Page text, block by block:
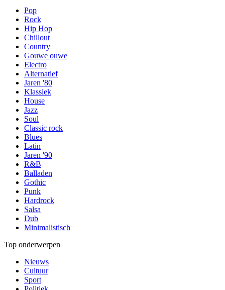
Pop
Rock
Hip Hop
Chillout
Country
Gouwe ouwe
Electro
Alternatief
Jaren '80
Klassiek
House
Jazz
Soul
Classic rock
Blues
Latin
Jaren '90
R&B
Balladen
Gothic
Punk
Hardrock
Salsa
Dub
Minimalistisch
Top onderwerpen
Nieuws
Cultuur
Sport